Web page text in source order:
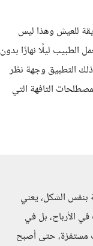
للعيش وهذا ليس
الألوف المؤلفة فقط من فيديو مدته 10 ثوان أو 15، بينما يعمل الطبيب ليلًا نهارًا بدون
التطبيق وجهة نظر
التافهة التي
بنفس الشكل، يعني
الأرباح، بل في
مستفزة، حتى أصبح